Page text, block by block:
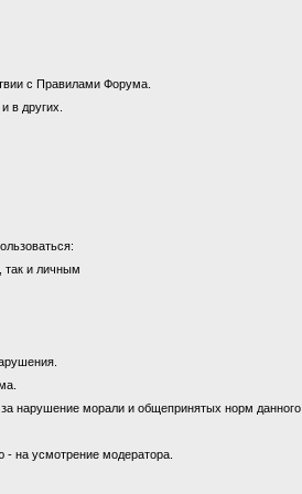
с Правилами Форума.
в других.
так и личным
нарушение морали и общепринятых норм
- на усмотрение модератора.